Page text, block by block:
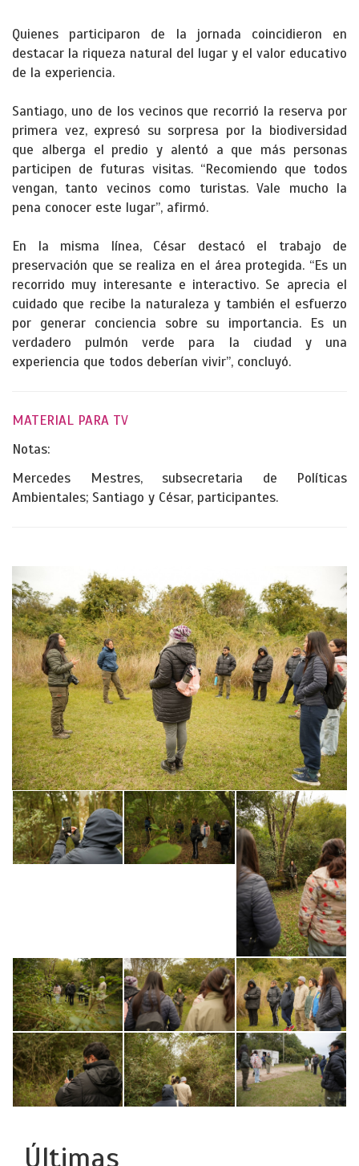
Quienes participaron de la jornada coincidieron en
destacar la riqueza natural del lugar y el valor educativo
de la experiencia.
Santiago, uno de los vecinos que recorrió la reserva por
primera vez, expresó su sorpresa por la biodiversidad
que alberga el predio y alentó a que más personas
participen de futuras visitas. “Recomiendo que todos
vengan, tanto vecinos como turistas. Vale mucho la
pena conocer este lugar”, afirmó.
En la misma línea, César destacó el trabajo de
preservación que se realiza en el área protegida. “Es un
recorrido muy interesante e interactivo. Se aprecia el
cuidado que recibe la naturaleza y también el esfuerzo
por generar conciencia sobre su importancia. Es un
verdadero pulmón verde para la ciudad y una
experiencia que todos deberían vivir”, concluyó.
MATERIAL PARA TV
Notas:
Mercedes Mestres, subsecretaria de Políticas
Ambientales; Santiago y César, participantes.
Últimas